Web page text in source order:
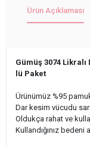
Ürün Açıklaması
Gümüş 3074
lü Paket
Ürünümüz %95
Dar kesim vücudu
Oldukça rahat ve
Kullandığınız bedeni